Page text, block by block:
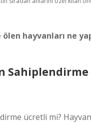
ölen hayvanları ne
Sahiplendirme
ücretli mi? Hayvan